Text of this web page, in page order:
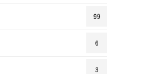
99
6
3